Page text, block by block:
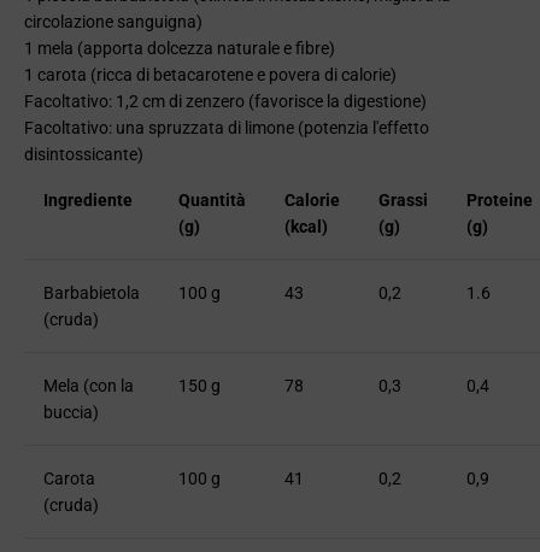
circolazione sanguigna)
1 mela (apporta dolcezza naturale e fibre)
1 carota (ricca di betacarotene e povera di calorie)
Facoltativo: 1,2 cm di zenzero (favorisce la digestione)
Facoltativo: una spruzzata di limone (potenzia l'effetto
disintossicante)
Ingrediente
Quantità
(g)
Calorie
(kcal)
Grassi
(g)
Proteine
​​(g)
Barbabietola
(cruda)
100 g 43 0,2 1.6
Mela (con la
buccia)
150 g 78 0,3 0,4
Carota
(cruda)
100 g 41 0,2 0,9